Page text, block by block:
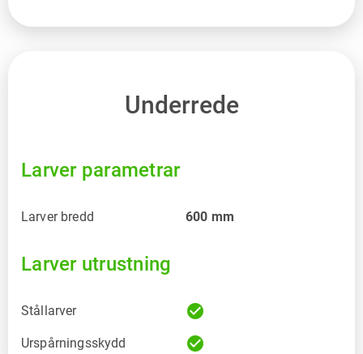
Underrede
Larver parametrar
Larver bredd 600 mm
Larver utrustning
Stållarver check_circle
Urspårningsskydd check_circle